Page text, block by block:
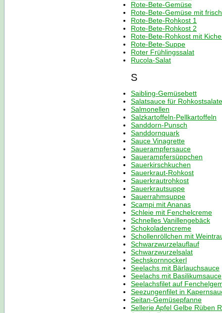
Rote-Bete-Gemüse
Rote-Bete-Gemüse mit
Rote-Bete-Rohkost 1
Rote-Bete-Rohkost 2
Rote-Bete-Rohkost mit
Rote-Bete-Suppe
Roter Frühlingssalat
Rucola-Salat
S
Saibling-Gemüsebett
Salatsauce für
Salmonellen
Salzkartoffeln-Pellkartoffeln
Sanddorn-Punsch
Sanddornquark
Sauce Vinagrette
Sauerampfersauce
Sauerampfersüppchen
Sauerkirschkuchen
Sauerkraut-Rohkost
Sauerkrautrohkost
Sauerkrautsuppe
Sauerrahmsuppe
Scampi mit Ananas
Schleie mit Fenchelcreme
Schnelles Vanillengebäck
Schokoladencreme
Schollenröllchen mit
Schwarzwurzelauflauf
Schwarzwurzelsalat
Sechskornnockerl
Seelachs mit Bärlauchsauce
Seelachs mit Basilikumsauce
Seelachsfilet auf
Seezungenfilet in
Seitan-Gemüsepfanne
Sellerie Apfel Gelbe Rüben